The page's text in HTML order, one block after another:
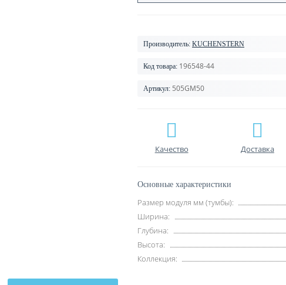
Производитель: KUCHENSTERN
Код товара: 196548-44
Артикул: 505GM50
Качество Доставка
Основные характеристики
Размер модуля мм (тумбы):
Ширина:
Глубина:
Высота:
Коллекция: